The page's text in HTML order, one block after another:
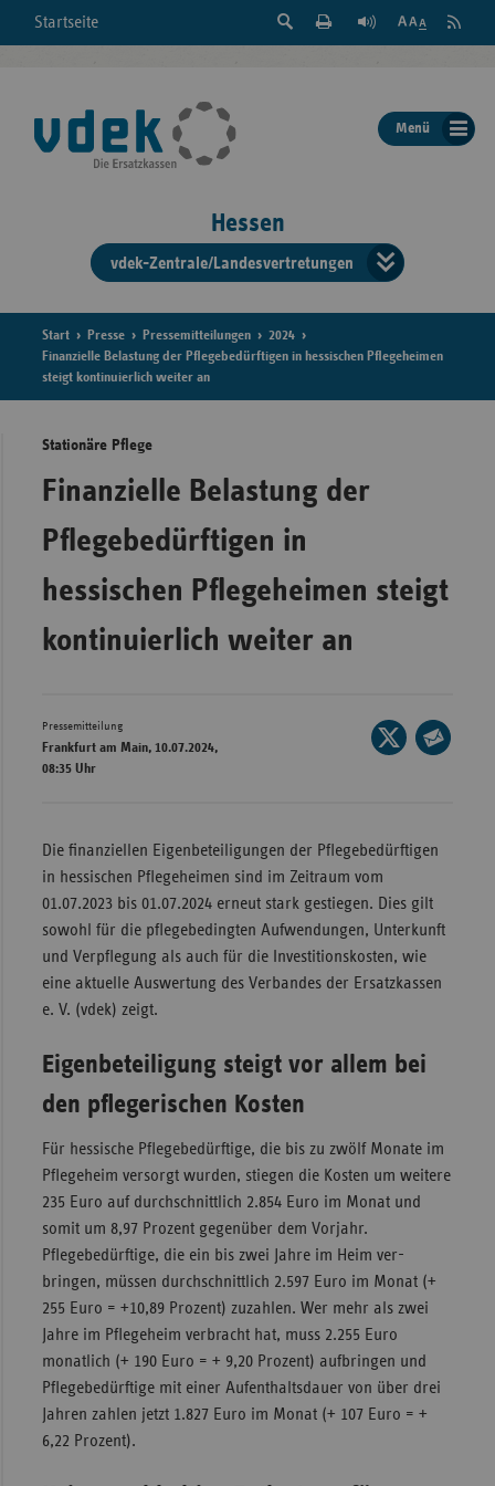
Startseite
Suche
der
Seite
Feed
Menü
Hessen
vdek-Zentrale/Landesvertretungen
der
Start Presse Pressemitteilungen
2024
Finanzielle Belastung der Pflegebedürftigen in hessischen Pflegeheimen
steigt kontinuierlich weiter an
Stationäre Pflege
Finanzielle Belastung der
Pflegebedürftigen in
hessischen Pflegeheimen steigt
kontinuierlich weiter an
Pressemitteilung
Frankfurt am Main, 10.07.2024,
08:35 Uhr
Seite
auf
Mail
Die finanziellen Eigenbeteiligungen der Pflege­bedürftigen
in hessischen Pflegeheimen sind im Zeitraum vom
01.07.2023 bis 01.07.2024 erneut stark gestiegen. Dies gilt
sowohl für die pflege­bedingten Aufwendungen, Unterkunft
und Verpflegung als auch für die Investitionskosten, wie
eine aktuelle Auswertung des Verbandes der Ersatzkassen
e. V. (vdek) zeigt.
Eigenbeteiligung steigt vor allem bei
den pflegerischen Kosten
Für hessische Pflegebedürftige, die bis zu zwölf Monate im
Pflegeheim versorgt wurden, stiegen die Kosten um weitere
235 Euro auf durch­schnittlich 2.854 Euro im Monat und
somit um 8,97 Prozent gegenüber dem Vorjahr.
Pflegebedürftige, die ein bis zwei Jahre im Heim ver­
bringen, müssen durchschnittlich 2.597 Euro im Monat (+
255 Euro = +10,89 Prozent) zuzahlen. Wer mehr als zwei
Jahre im Pflegeheim verbracht hat, muss 2.255 Euro
monatlich (+ 190 Euro = + 9,20 Prozent) aufbringen und
Pflegebedürftige mit einer Aufenthalts­dauer von über drei
Jahren zahlen jetzt 1.827 Euro im Monat (+ 107 Euro = +
6,22 Prozent).